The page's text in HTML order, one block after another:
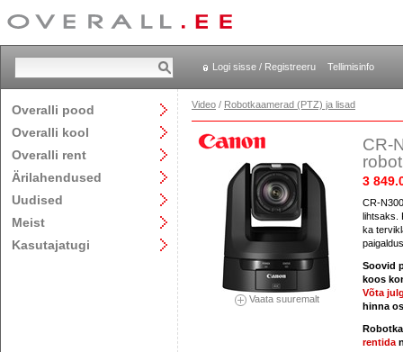
Logi sisse / Registreeru Tellimisinfo
Overalli pood
Overalli kool
Overalli rent
Ärilahendused
Uudised
Meist
Kasutajatugi
Video / Robotkaamerad (PTZ) ja lisad
Vaata suuremalt
CR-
3
CR-
lihtsaks.
ka
Soovid
koos
Võta
hinna
rentida